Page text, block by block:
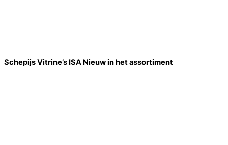
Schepijs Vitrine’s ISA Nieuw in het assortiment